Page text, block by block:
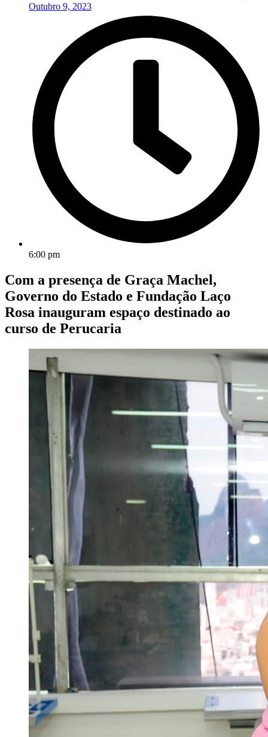
Outubro 9, 2023
6:00 pm
Com a presença de Graça Machel,
Governo do Estado e Fundação Laço
Rosa inauguram espaço destinado ao
curso de Perucaria